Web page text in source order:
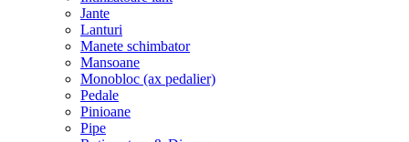
Jante
Lanturi
Manete schimbator
Mansoane
Monobloc (ax pedalier)
Pedale
Pinioane
Pipe